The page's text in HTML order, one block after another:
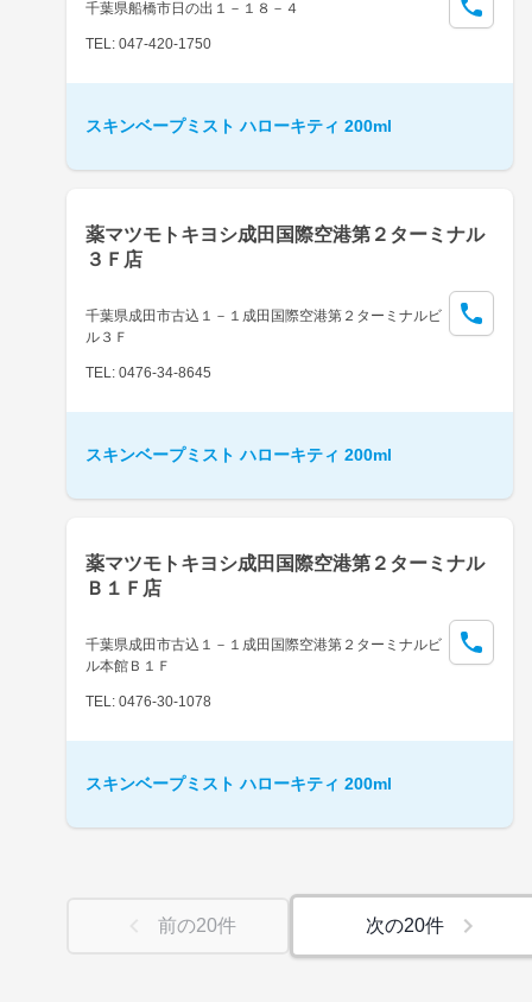
千葉県船橋市日の出１－１８－４
TEL: 047-420-1750
スキンベープミスト ハローキティ 200ml
薬マツモトキヨシ成田国際空港第２ターミナル
３Ｆ店
千葉県成田市古込１－１成田国際空港第２ターミナルビ
ル３Ｆ
TEL: 0476-34-8645
スキンベープミスト ハローキティ 200ml
薬マツモトキヨシ成田国際空港第２ターミナル
Ｂ１Ｆ店
千葉県成田市古込１－１成田国際空港第２ターミナルビ
ル本館Ｂ１Ｆ
TEL: 0476-30-1078
スキンベープミスト ハローキティ 200ml
前の20件 次の20件